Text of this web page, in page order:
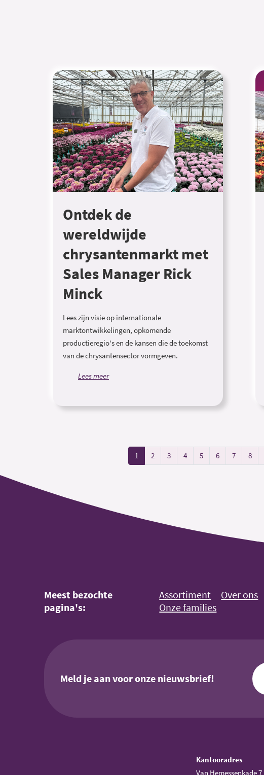
Ontdek de
wereldwijde
chrysantenmarkt met
Sales Manager Rick
Minck
Lees zijn visie op internationale
marktontwikkelingen, opkomende
productieregio's en de kansen die de toekomst
van de chrysantensector vormgeven.
Lees meer
1 2 3 4 5 6 7 8
Meest bezochte
pagina's:
Assortiment Over ons
Onze families
Meld je aan voor onze nieuwsbrief!
Kantooradres
Van Hemessenkade 7